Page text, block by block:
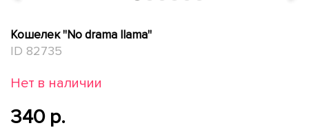
Кошелек "No drama llama"
ID 82735
Нет в наличии
340 p.